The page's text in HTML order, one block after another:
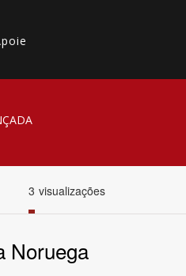
3 visualizações
Noruega